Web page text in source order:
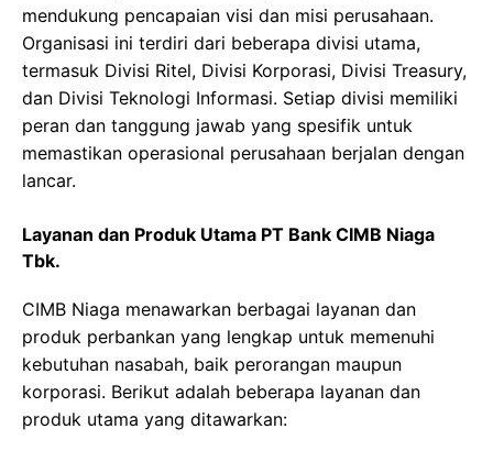
mendukung pencapaian visi dan misi perusahaan.
Organisasi ini terdiri dari beberapa divisi utama,
termasuk Divisi Ritel, Divisi Korporasi, Divisi Treasury,
dan Divisi Teknologi Informasi. Setiap divisi memiliki
peran dan tanggung jawab yang spesifik untuk
memastikan operasional perusahaan berjalan dengan
lancar.
Layanan dan Produk Utama PT Bank CIMB Niaga
Tbk.
CIMB Niaga menawarkan berbagai layanan dan
produk perbankan yang lengkap untuk memenuhi
kebutuhan nasabah, baik perorangan maupun
korporasi. Berikut adalah beberapa layanan dan
produk utama yang ditawarkan: